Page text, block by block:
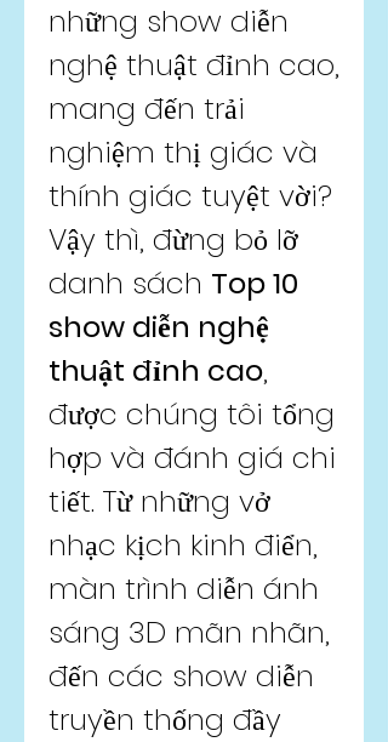
những show diễn
nghệ thuật đỉnh cao,
mang đến trải
nghiệm thị giác và
thính giác tuyệt vời?
Vậy thì, đừng bỏ lỡ
danh sách Top 10
show diễn nghệ
thuật đỉnh cao,
được chúng tôi tổng
hợp và đánh giá chi
tiết. Từ những vở
nhạc kịch kinh điển,
màn trình diễn ánh
sáng 3D mãn nhãn,
đến các show diễn
truyền thống đầy